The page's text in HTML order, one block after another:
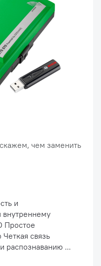
внутреннему
благодаря мультиплексору и распознаванию ...
чем заменить